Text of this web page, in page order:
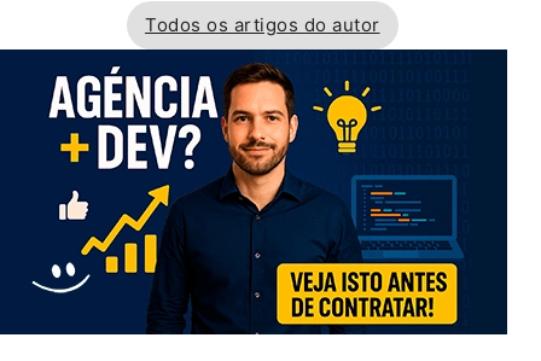
Todos os artigos do autor